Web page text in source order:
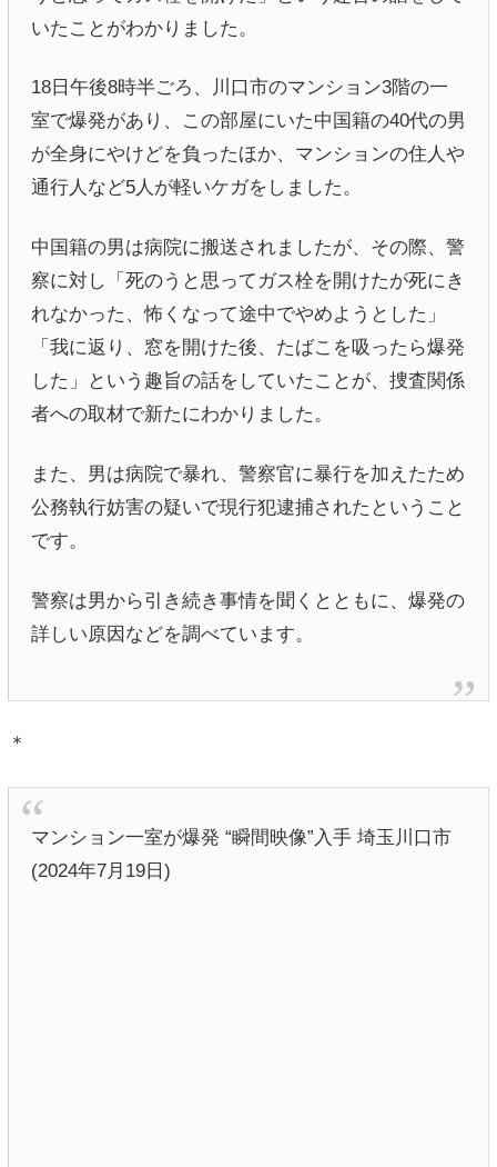
いたことがわかりました。
18日午後8時半ごろ、川口市のマンション3階の一
室で爆発があり、この部屋にいた中国籍の40代の男
が全身にやけどを負ったほか、マンションの住人や
通行人など5人が軽いケガをしました。
中国籍の男は病院に搬送されましたが、その際、警
察に対し「死のうと思ってガス栓を開けたが死にき
れなかった、怖くなって途中でやめようとした」
「我に返り、窓を開けた後、たばこを吸ったら爆発
した」という趣旨の話をしていたことが、捜査関係
者への取材で新たにわかりました。
また、男は病院で暴れ、警察官に暴行を加えたため
公務執行妨害の疑いで現行犯逮捕されたということ
です。
警察は男から引き続き事情を聞くとともに、爆発の
詳しい原因などを調べています。
＊
マンション一室が爆発 “瞬間映像”入手 埼玉川口市
(2024年7月19日)